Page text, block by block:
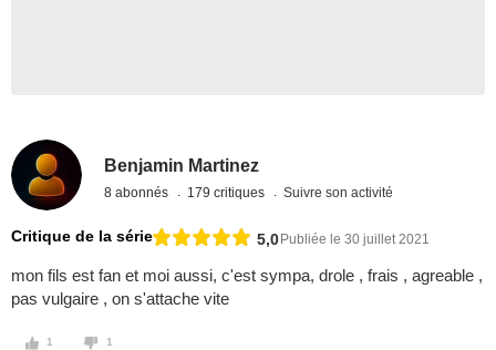
Benjamin Martinez
8 abonnés 179 critiques Suivre son activité
Critique de la série 5,0Publiée le 30 juillet 2021
mon fils est fan et moi aussi, c'est sympa, drole , frais , agreable ,
pas vulgaire , on s'attache vite
1 1